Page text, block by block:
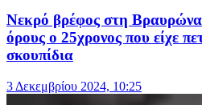
Νεκρό βρέφος στη
όρους ο 25χρονος που είχε
σκουπίδια
3 Δεκεμβρίου 2024, 10:25